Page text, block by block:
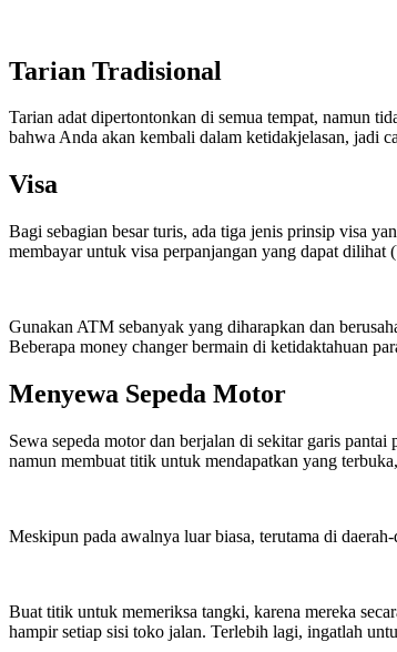
Tarian Tradisional
Tarian adat dipertontonkan di semua tempat, namun
bahwa Anda akan kembali dalam ketidakjelasan, jadi
Visa
Bagi sebagian besar turis, ada tiga jenis prinsip visa
membayar untuk visa perpanjangan yang dapat dilihat
Gunakan ATM sebanyak yang diharapkan dan
Beberapa money changer bermain di ketidaktahuan
Menyewa Sepeda Motor
Sewa sepeda motor dan berjalan di sekitar garis
namun membuat titik untuk mendapatkan yang
Meskipun pada awalnya luar biasa, terutama di
Buat titik untuk memeriksa tangki, karena mereka
hampir setiap sisi toko jalan. Terlebih lagi, ingatlah